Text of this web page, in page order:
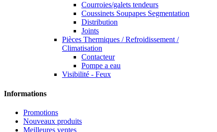
Courroies/galets tendeurs
Coussinets Soupapes Segmentation
Distribution
Joints
Pièces Thermiques / Refroidissement /
Climatisation
Contacteur
Pompe a eau
Visibilité - Feux
Informations
Promotions
Nouveaux produits
Meilleures ventes